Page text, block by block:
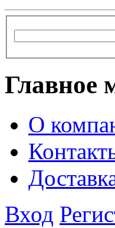
Главное
О
Вход